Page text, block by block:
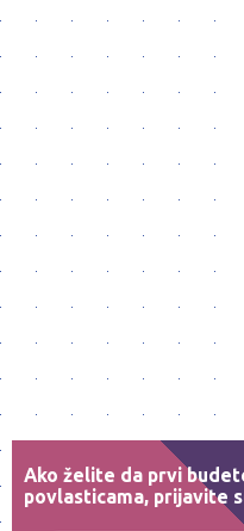
Ako želite da prvi
povlasticama, prijavite